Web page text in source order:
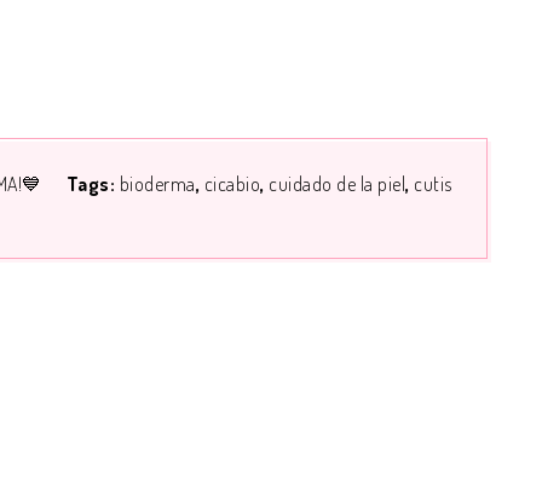
Tags: bioderma cicabio cuidado de la piel cutis